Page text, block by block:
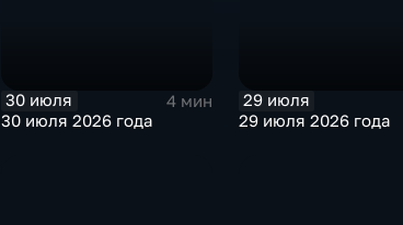
30 июля
4 мин
30 июля 2026 года
29 июля
29 июля 2026 года